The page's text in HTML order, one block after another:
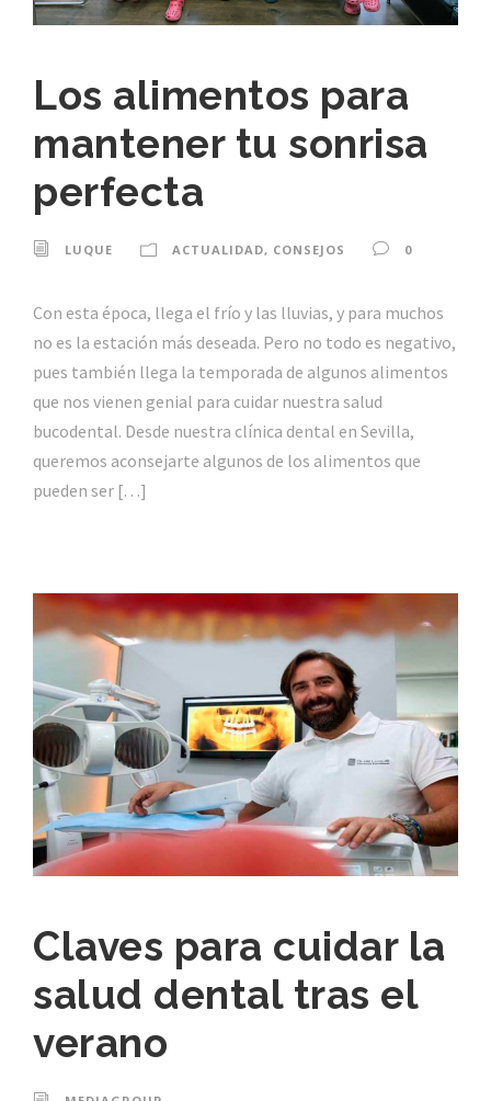
Los alimentos para
mantener tu sonrisa
perfecta
LUQUE ACTUALIDAD, CONSEJOS 0
Con esta época, llega el frío y las lluvias, y para muchos
no es la estación más deseada. Pero no todo es negativo,
pues también llega la temporada de algunos alimentos
que nos vienen genial para cuidar nuestra salud
bucodental. Desde nuestra clínica dental en Sevilla,
queremos aconsejarte algunos de los alimentos que
pueden ser […]
Claves para cuidar la
salud dental tras el
verano